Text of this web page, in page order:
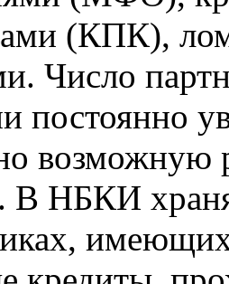
(КПК),
Число
постоянно
возможную
НБКИ